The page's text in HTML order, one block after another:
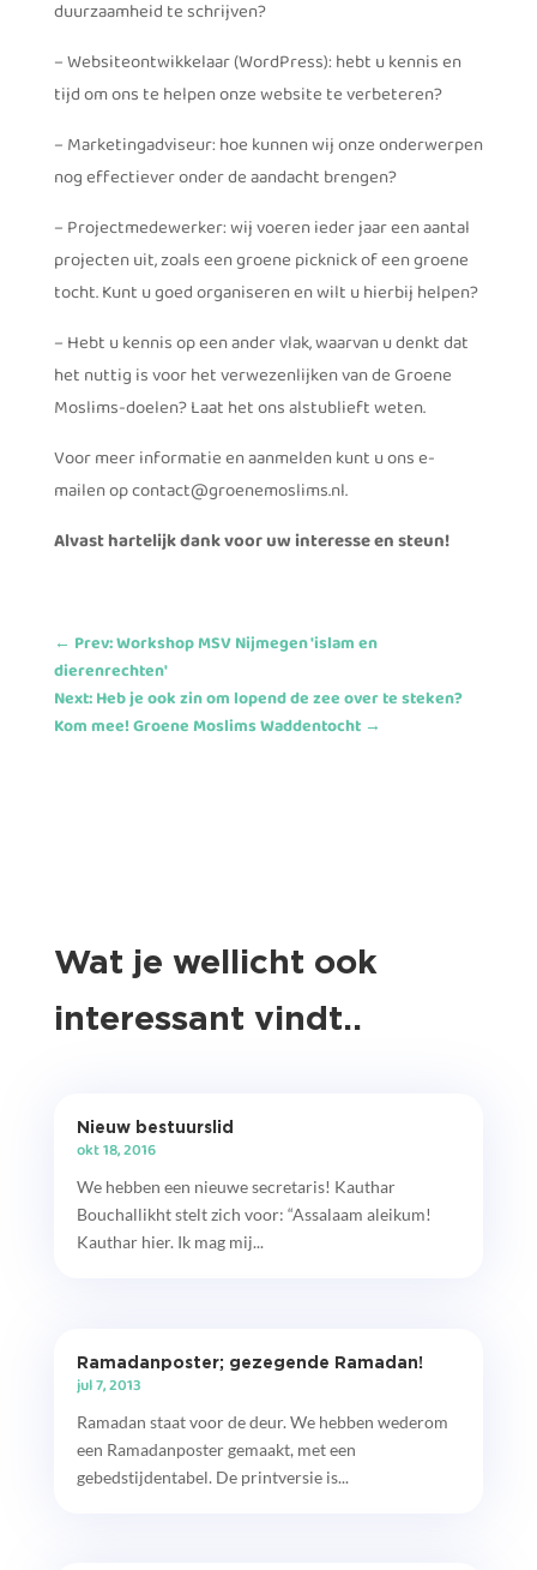
duurzaamheid te schrijven?
– Websiteontwikkelaar (WordPress): hebt u kennis en
tijd om ons te helpen onze website te verbeteren?
– Marketingadviseur: hoe kunnen wij onze onderwerpen
nog effectiever onder de aandacht brengen?
– Projectmedewerker: wij voeren ieder jaar een aantal
projecten uit, zoals een groene picknick of een groene
tocht. Kunt u goed organiseren en wilt u hierbij helpen?
– Hebt u kennis op een ander vlak, waarvan u denkt dat
het nuttig is voor het verwezenlijken van de Groene
Moslims-doelen? Laat het ons alstublieft weten.
Voor meer informatie en aanmelden kunt u ons e-
mailen op contact@groenemoslims.nl.
Alvast hartelijk dank voor uw interesse en steun!
← Prev: Workshop MSV Nijmegen 'islam en
dierenrechten'
Next: Heb je ook zin om lopend de zee over te steken?
Kom mee! Groene Moslims Waddentocht→
Wat je wellicht ook
interessant vindt..
Nieuw bestuurslid
okt 18, 2016
We hebben een nieuwe secretaris! Kauthar
Bouchallikht stelt zich voor: “Assalaam aleikum!
Kauthar hier. Ik mag mij...
Ramadanposter; gezegende Ramadan!
jul 7, 2013
Ramadan staat voor de deur. We hebben wederom
een Ramadanposter gemaakt, met een
gebedstijdentabel. De printversie is...